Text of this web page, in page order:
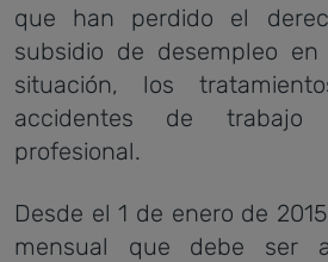
que han perdido el
subsidio de desempleo
situación, los
accidentes de trabajo
profesional.
Desde el 1 de enero de
mensual que debe ser